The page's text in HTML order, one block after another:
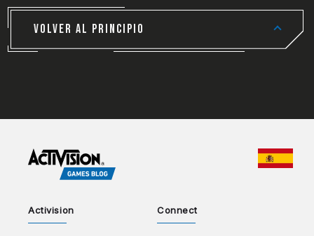
VOLVER AL PRINCIPIO
Activision Connect